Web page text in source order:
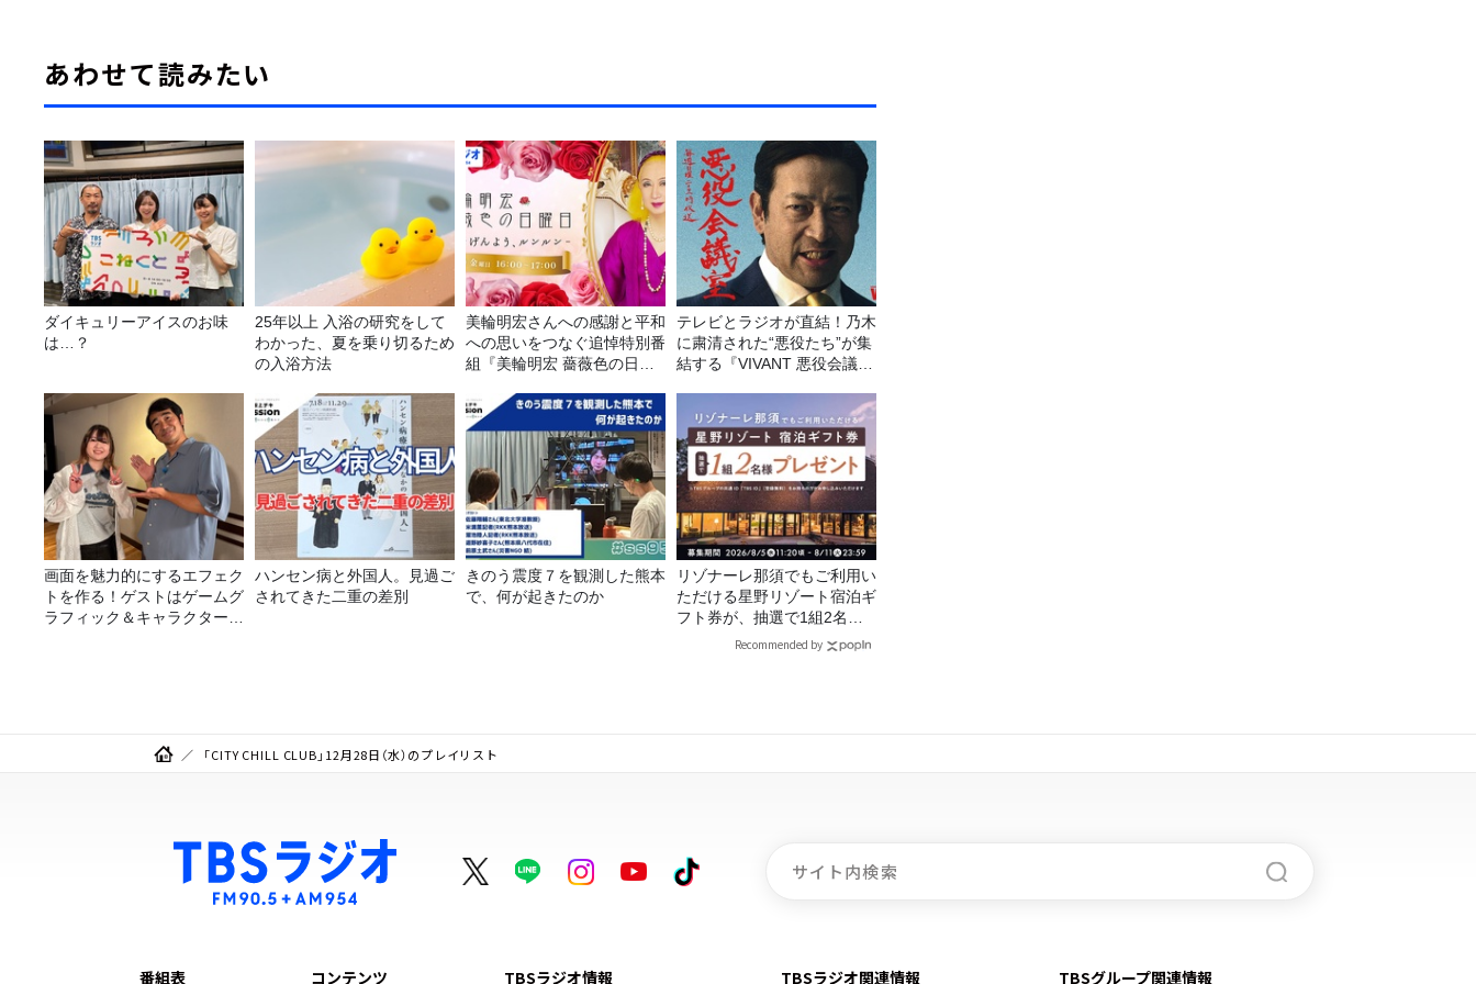
あわせて読みたい
ダイキュリーアイスのお味
は…？
25年以上 入浴の研究をして
わかった、夏を乗り切るため
の入浴方法
美輪明宏さんへの感謝と平和
への思いをつなぐ追悼特別番
組『美輪明宏 薔薇色の日曜
～』8/9（日）16時放送
テレビとラジオが直結！乃木
に粛清された“悪役たち”が集
結する『VIVANT 悪役会議
画面を魅力的にするエフェク
トを作る！ゲストはゲームグ
ラフィック＆キャラクター専
ハンセン病と外国人。見過ご
されてきた二重の差別
きのう震度７を観測した熊本
で、何が起きたのか
リゾナーレ那須でもご利用い
ただける星野リゾート宿泊ギ
フト券が、抽選で1組2名様
にプレゼント！Recommended by
「CITY CHILL CLUB」12月28日（水）のプレイリスト
番組表 コンテンツ TBSラジオ情報 TBSラジオ関連情報 TBSグループ関連情報